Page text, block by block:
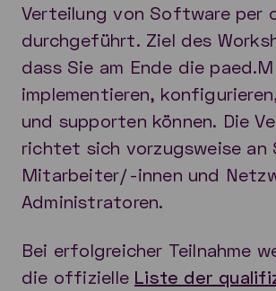
Verteilung von Software per
durchgeführt. Ziel des
dass Sie am Ende die
implementieren,
und supporten können. Die
richtet sich vorzugsweise an
Mitarbeiter/-innen und
Administratoren.
Bei erfolgreicher Teilnahme
die offizielle Liste der